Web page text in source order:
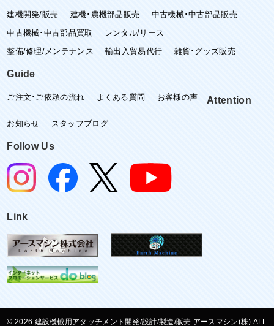
建機開発/販売 建機･農機部品販売
中古機械･中古部品販売
中古機械･中古部品買取
レンタル/リース
整備/修理/メンテナンス
輸出入貿易代行 雑貨･グッズ販売
Guide
ご注文･ご依頼の流れ よくある質問 お客様の声 Attention
お知らせ スタッフブログ
Follow Us
Link
© 建設機械用アタッチメント開発/設計/製造/販売 アースマシン(株) ALL